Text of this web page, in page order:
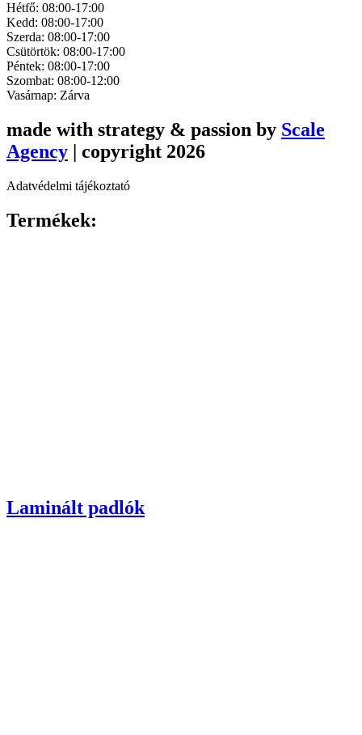
Hétfő: 08:00-17:00
Kedd: 08:00-17:00
Szerda: 08:00-17:00
Csütörtök: 08:00-17:00
Péntek: 08:00-17:00
Szombat: 08:00-12:00
Vasárnap: Zárva
made with strategy & passion by Scale
Agency | copyright 2026
Adatvédelmi tájékoztató
Termékek:
Laminált padlók